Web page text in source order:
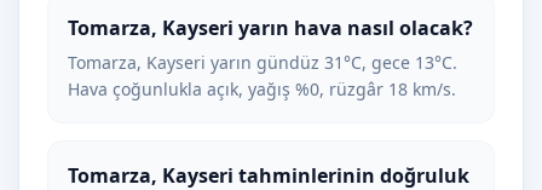
Tomarza, Kayseri yarın hava nasıl olacak?
Tomarza, Kayseri yarın gündüz 31°C, gece 13°C.
Hava çoğunlukla açık, yağış %0, rüzgâr 18 km/s.
Tomarza, Kayseri tahminlerinin doğruluk